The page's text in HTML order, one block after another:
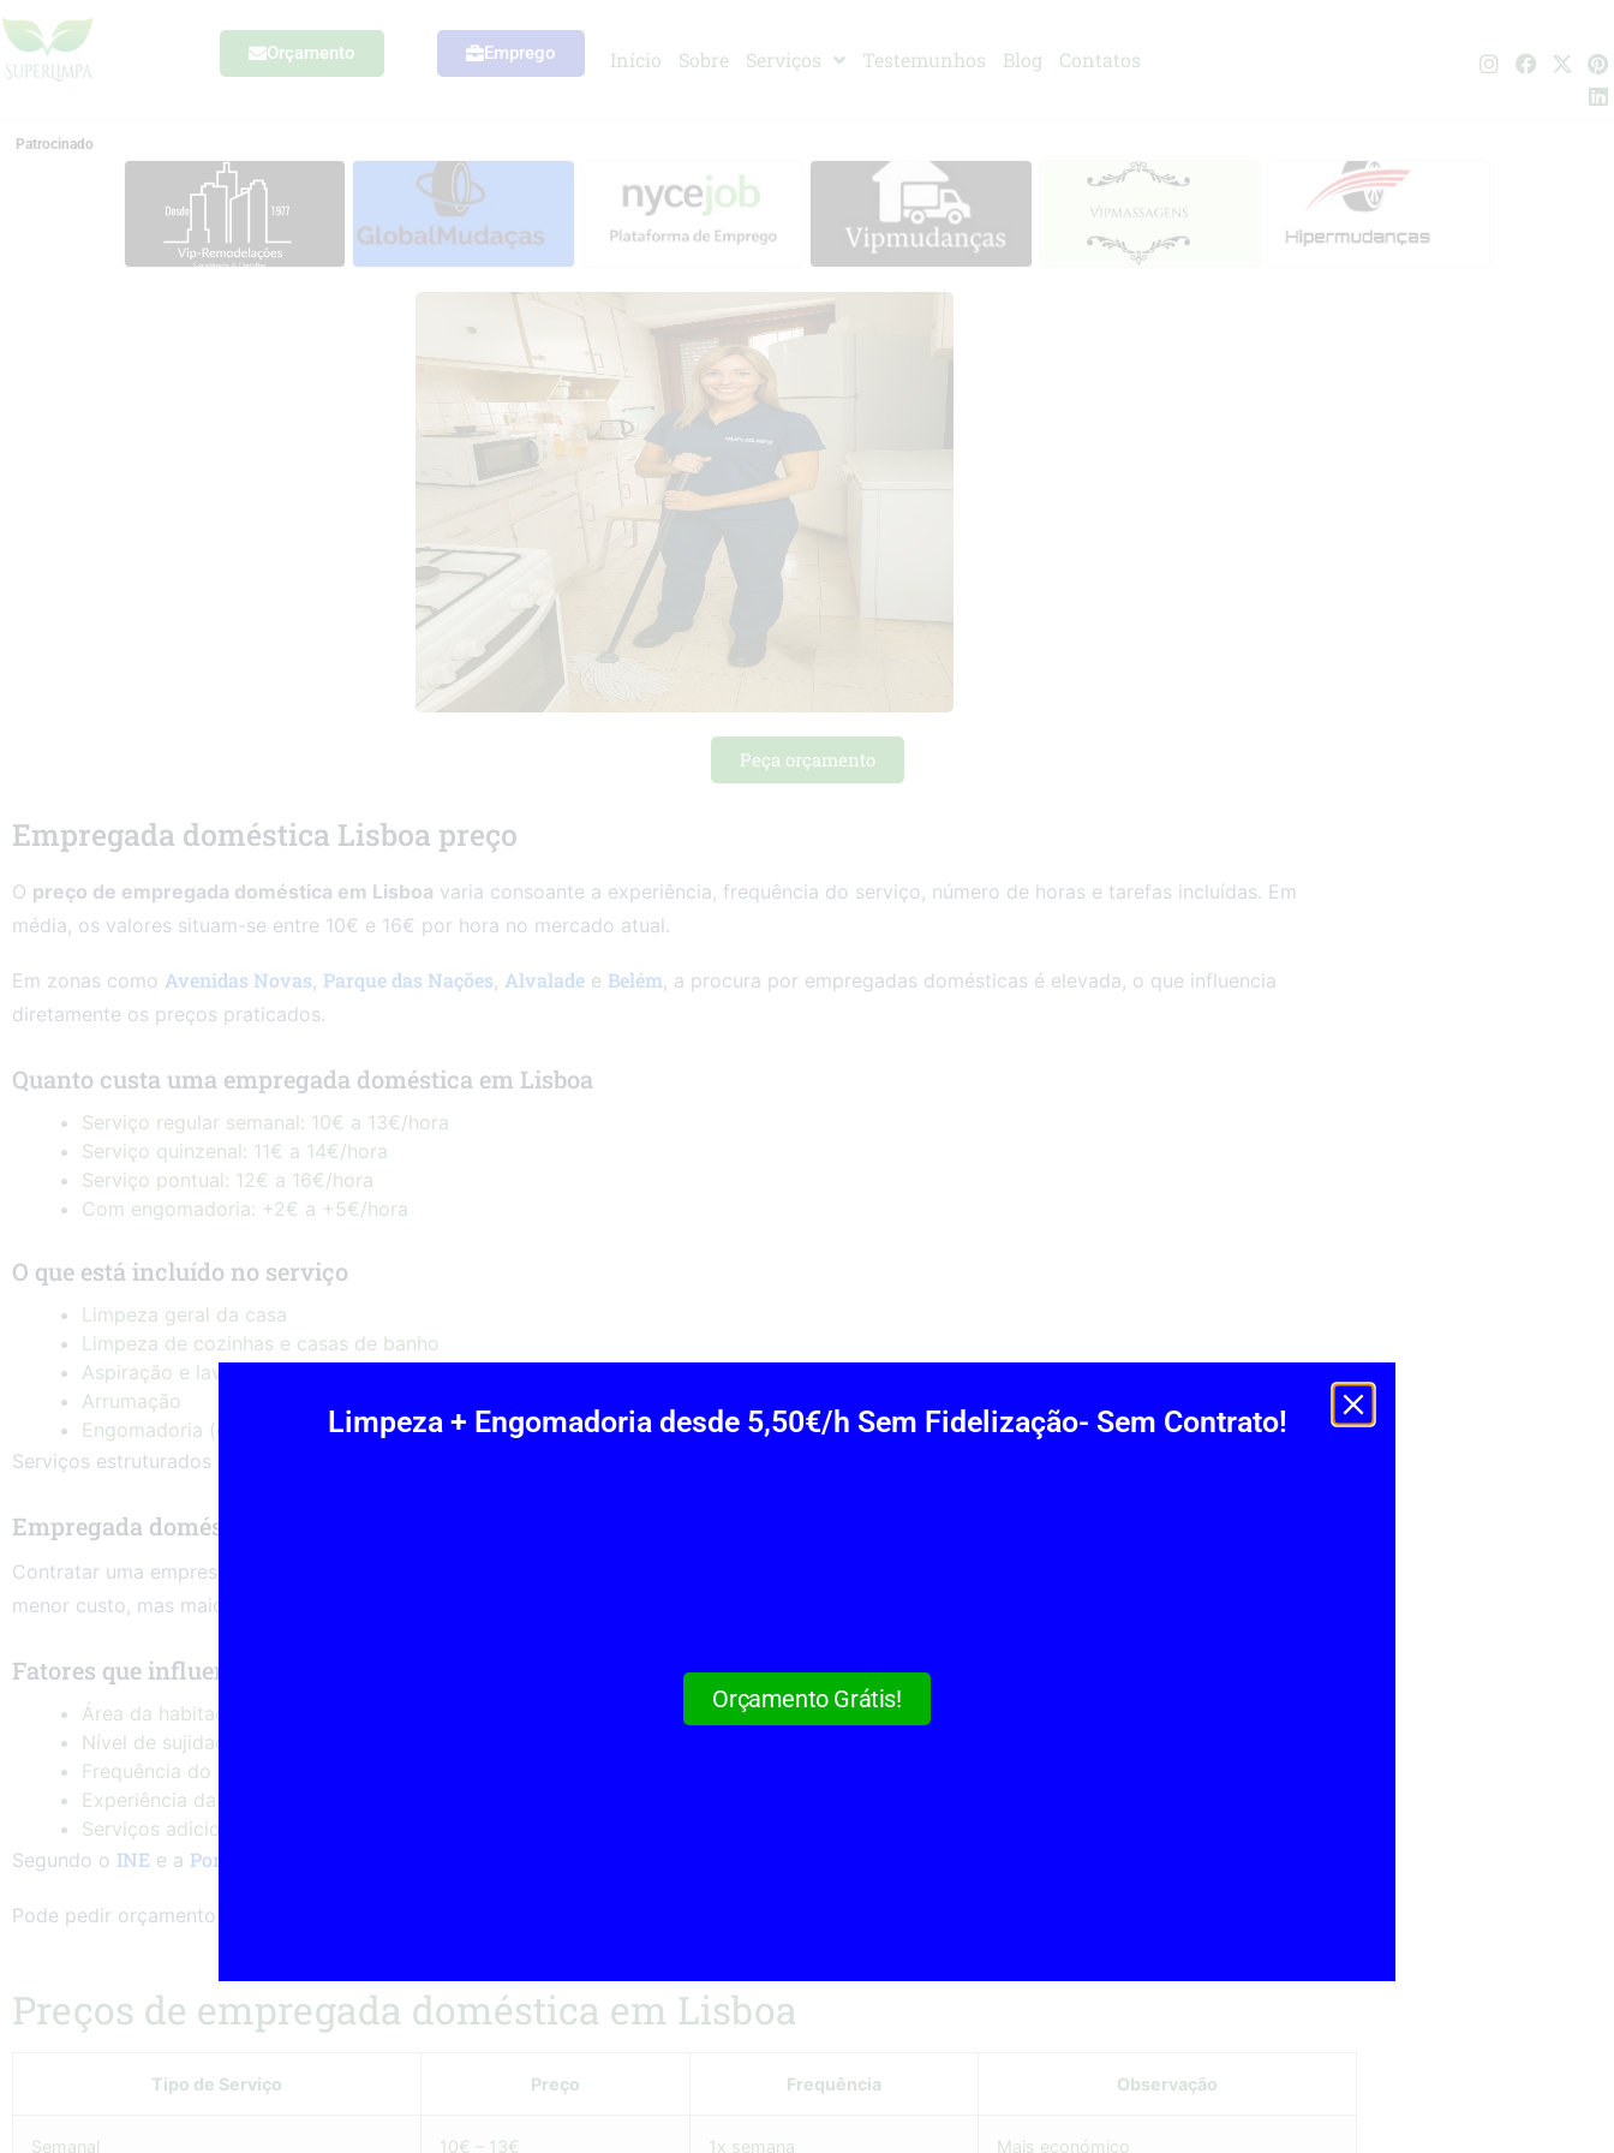
Orçamento Emprego Início Sobre Serviços Testemunhos Blog Contatos
Patrocinado
Peça orçamento
Empregada doméstica Lisboa preço
O preço de empregada doméstica em Lisboa varia consoante a experiência, frequência do serviço, número de horas e tarefas incluídas. Em
média, os valores situam-se entre 10€ e 16€ por hora no mercado atual.
Em zonas como Avenidas Novas, Parque das Nações, Alvalade e Belém, a procura por empregadas domésticas é elevada, o que influencia
diretamente os preços praticados.
Quanto custa uma empregada doméstica em Lisboa
Serviço regular semanal: 10€ a 13€/hora
Serviço quinzenal: 11€ a 14€/hora
Serviço pontual: 12€ a 16€/hora
Com engomadoria: +2€ a +5€/hora
O que está incluído no serviço
Limpeza geral da casa
Limpeza de cozinhas e casas de banho
Aspiração e lavagem de pavimentos
Arrumação
Engomadoria (opcional)
Serviços estruturados como
Empregada doméstica vs empresa de limpeza
Contratar uma empresa oferece maior segurança, substituição em caso de falta e garantia de qualidade. Já serviços informais podem apresentar
menor custo, mas maior risco.
Fatores que influenciam o preço
Área da habitação
Nível de sujidade
Frequência do serviço
Experiência da profissional
Serviços adicionais
Segundo o INE e a Pordata
Pode pedir orçamento através da página de
Preços de empregada doméstica em Lisboa
Tipo de Serviço Preço Frequência Observação
Semanal 10€ – 13€ 1x semana Mais económico
Limpeza + Engomadoria desde 5,50€/h Sem Fidelização- Sem Contrato!
Orçamento Grátis!